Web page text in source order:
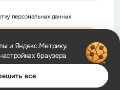
персональных данных
и Яндекс.Метрику.
браузера
все